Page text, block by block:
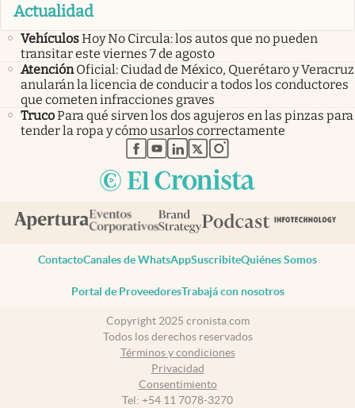
Actualidad
VehículosHoy No Circula: los autos que no pueden
transitar este viernes 7 de agosto
Atención Oficial: Ciudad de México, Querétaro y Veracruz
anularán la licencia de conducir a todos los conductores
que cometen infracciones graves
TrucoPara qué sirven los dos agujeros en las pinzas para
tender la ropa y cómo usarlos correctamente
abre en nueva pestaña
abre en nueva pestaña
abre en nueva pestaña
abre en nueva pestaña
abre en nueva pestaña
ContactoCanales de WhatsAppSuscribiteQuiénes Somos
Portal de ProveedoresTrabajá con nosotros
Copyright 2025 cronista.com
Todos los derechos reservados
Términos y condiciones
Privacidad
Consentimiento
Tel: +54 11 7078-3270